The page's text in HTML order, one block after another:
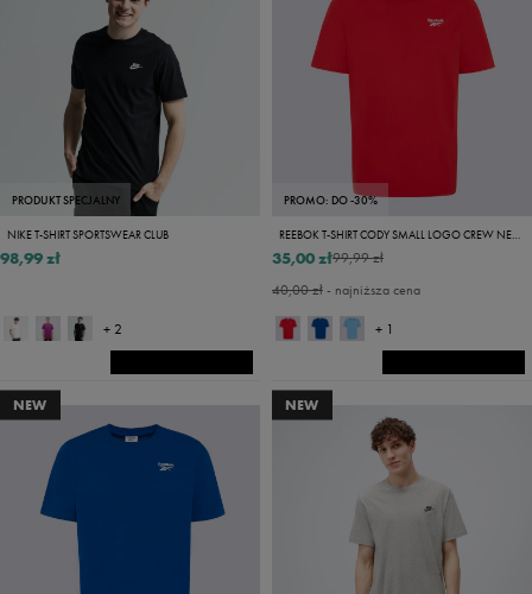
PRODUKT SPECJALNY
NIKE T-SHIRT SPORTSWEAR CLUB
98,99 zł
+ 2
PROMO: DO -30%
REEBOK T-SHIRT CODY SMALL LOGO CREW NECK SS TEE
99,99 zł
35,00 zł
40,00 zł- najniższa cena
+ 1
NEW NEW